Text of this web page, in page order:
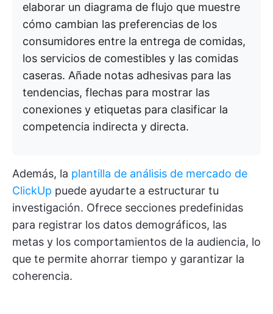
elaborar un diagrama de flujo que muestre
cómo cambian las preferencias de los
consumidores entre la entrega de comidas,
los servicios de comestibles y las comidas
caseras. Añade notas adhesivas para las
tendencias, flechas para mostrar las
conexiones y etiquetas para clasificar la
competencia indirecta y directa.
Además, la plantilla de análisis de mercado de
ClickUp puede ayudarte a estructurar tu
investigación. Ofrece secciones predefinidas
para registrar los datos demográficos, las
metas y los comportamientos de la audiencia, lo
que te permite ahorrar tiempo y garantizar la
coherencia.